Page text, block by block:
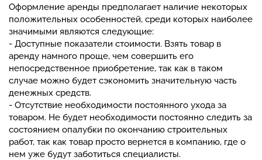
Оформление аренды предполагает наличие некоторых
положительных особенностей, среди которых наиболее
значимыми являются следующие:
- Доступные показатели стоимости. Взять товар в
аренду намного проще, чем совершить его
непосредственное приобретение, так как в таком
случае можно будет сэкономить значительную часть
денежных средств.
- Отсутствие необходимости постоянного ухода за
товаром. Не будет необходимости постоянно следить за
состоянием опалубки по окончанию строительных
работ, так как товар просто вернется в компанию, где о
нем уже будут заботиться специалисты.